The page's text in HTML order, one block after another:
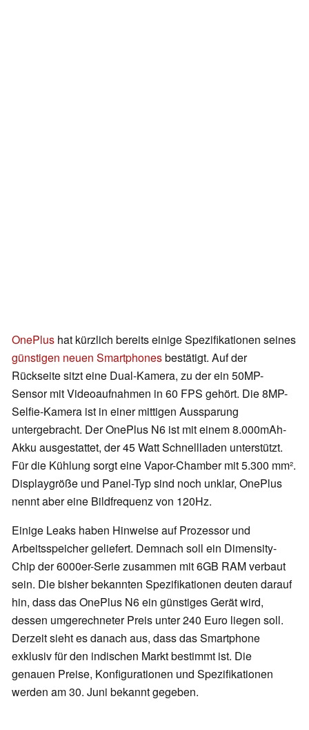
OnePlus hat kürzlich bereits einige Spezifikationen seines
günstigen neuen Smartphonesbestätigt. Auf der
Rückseite sitzt eine Dual-Kamera, zu der ein 50MP-
Sensor mit Videoaufnahmen in 60 FPS gehört. Die 8MP-
Selfie-Kamera ist in einer mittigen Aussparung
untergebracht. Der OnePlus N6 ist mit einem 8.000mAh-
Akku ausgestattet, der 45 Watt Schnellladen unterstützt.
Für die Kühlung sorgt eine Vapor-Chamber mit 5.300 mm².
Displaygröße und Panel-Typ sind noch unklar, OnePlus
nennt aber eine Bildfrequenz von 120Hz.
Einige Leaks haben Hinweise auf Prozessor und
Arbeitsspeicher geliefert. Demnach soll ein Dimensity-
Chip der 6000er-Serie zusammen mit 6GB RAM verbaut
sein. Die bisher bekannten Spezifikationen deuten darauf
hin, dass das OnePlus N6 ein günstiges Gerät wird,
dessen umgerechneter Preis unter 240 Euro liegen soll.
Derzeit sieht es danach aus, dass das Smartphone
exklusiv für den indischen Markt bestimmt ist. Die
genauen Preise, Konfigurationen und Spezifikationen
werden am 30. Juni bekannt gegeben.